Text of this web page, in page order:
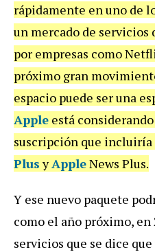
rápidamente en uno de
un mercado de
por empresas como
próximo gran
espacio puede ser una
Apple está
suscripción que incluiría
PlusyAppleNews Plus.
Y ese nuevo paquete
como el año próximo, en
servicios que se dice